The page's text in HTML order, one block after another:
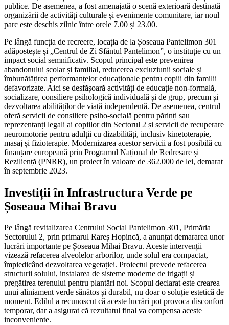
publice. De asemenea, a fost amenajată o scenă exterioară destinată
organizării de activități culturale și evenimente comunitare, iar noul
parc este deschis zilnic între orele 7.00 și 23.00.
Pe lângă funcția de recreere, locația de la Șoseaua Pantelimon 301
adăpostește și „Centrul de Zi Sfântul Pantelimon”, o instituție cu un
impact social semnificativ. Scopul principal este prevenirea
abandonului școlar și familial, reducerea excluziunii sociale și
îmbunătățirea performanțelor educaționale pentru copiii din familii
defavorizate. Aici se desfășoară activități de educație non-formală,
socializare, consiliere psihologică individuală și de grup, precum și
dezvoltarea abilităților de viață independentă. De asemenea, centrul
oferă servicii de consiliere psiho-socială pentru părinți sau
reprezentanți legali ai copiilor din Sectorul 2 și servicii de recuperare
neuromotorie pentru adulții cu dizabilități, inclusiv kinetoterapie,
masaj și fizioterapie. Modernizarea acestor servicii a fost posibilă cu
finanțare europeană prin Programul Național de Redresare și
Reziliență (PNRR), un proiect în valoare de 362.000 de lei, demarat
în septembrie 2023.
Investiții în Infrastructura Verde pe
Șoseaua Mihai Bravu
Pe lângă revitalizarea Centrului Social Pantelimon 301, Primăria
Sectorului 2, prin primarul Rareș Hopincă, a anunțat demararea unor
lucrări importante pe Șoseaua Mihai Bravu. Aceste intervenții
vizează refacerea alveolelor arborilor, unde solul era compactat,
împiedicând dezvoltarea vegetației. Proiectul prevede refacerea
structurii solului, instalarea de sisteme moderne de irigații și
pregătirea terenului pentru plantări noi. Scopul declarat este crearea
unui aliniament verde sănătos și durabil, nu doar o soluție estetică de
moment. Edilul a recunoscut că aceste lucrări pot provoca disconfort
temporar, dar a asigurat că rezultatul final va compensa aceste
inconveniente.